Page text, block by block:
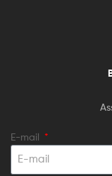
E-mail